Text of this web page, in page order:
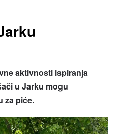
aktivnosti ispiranja
u Jarku mogu
za piće.